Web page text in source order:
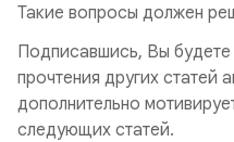
Такие вопросы должен
Подписавшись, Вы
прочтения других статей
дополнительно
следующих статей.